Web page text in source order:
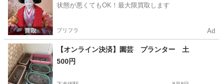
状態が悪くてもOK！最大限買取します
プリフラ Ad
【オンライン決済】園芸 プランター 土
500円